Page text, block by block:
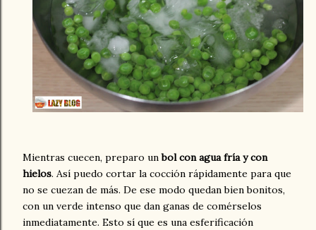
Mientras cuecen, preparo unbol con agua fría y con
hielos. Así puedo cortar la cocción rápidamente para que
no se cuezan de más. De ese modo quedan bien bonitos,
con un verde intenso que dan ganas de comérselos
inmediatamente. Esto sí que es una esferificación